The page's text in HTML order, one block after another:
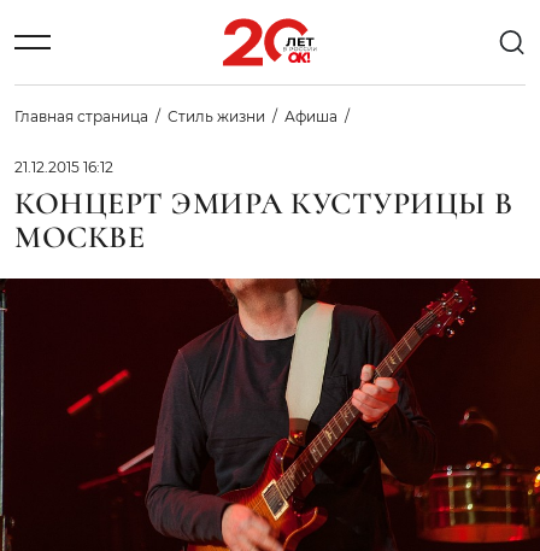
Главная страница Стиль жизни Афиша
21.12.2015 16:12
КОНЦЕРТ ЭМИРА КУСТУРИЦЫ В
МОСКВЕ